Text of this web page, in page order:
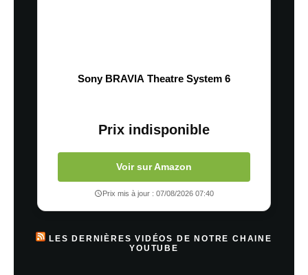
Sony BRAVIA Theatre System 6
Prix indisponible
Voir sur Amazon
Prix mis à jour : 07/08/2026 07:40
LES DERNIÈRES VIDÉOS DE NOTRE CHAINE
YOUTUBE